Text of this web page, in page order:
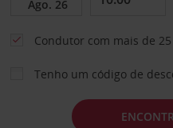
Condutor com mais de
Tenho um código de